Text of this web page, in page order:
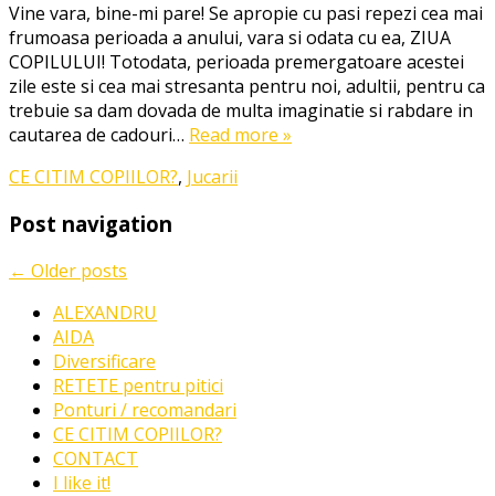
putem
cumpara
carti
USBORNE
pentru
copii
la
preturi
atractive,
pentru
1
IUNIE?
Vine vara, bine-mi pare! Se apropie cu pasi repezi cea mai
frumoasa perioada a anului, vara si odata cu ea, ZIUA
COPILULUI! Totodata, perioada premergatoare acestei
zile este si cea mai stresanta pentru noi, adultii, pentru ca
trebuie sa dam dovada de multa imaginatie si rabdare in
cautarea de cadouri… Read more »
CE CITIM COPIILOR?, Jucarii
Post navigation
← Older posts
ALEXANDRU
AIDA
Diversificare
RETETE pentru pitici
Ponturi / recomandari
CE CITIM COPIILOR?
CONTACT
I like it!